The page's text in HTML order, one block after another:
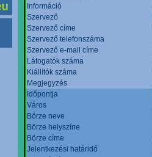
Információ
Szervező
Szervező címe
Szervező telefonszáma
Szervező e-mail címe
Látogatók száma
Kiállítók száma
Megjegyzés
Időpontja
Város
Börze neve
Börze helyszíne
Börze címe
Jelentkezési határidő